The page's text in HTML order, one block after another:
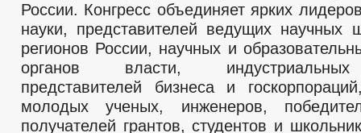
России. Конгресс объединяет ярких
науки, представителей ведущих научных
регионов России, научных и
органов власти,
представителей бизнеса и
молодых ученых, инженеров,
получателей грантов, студентов и